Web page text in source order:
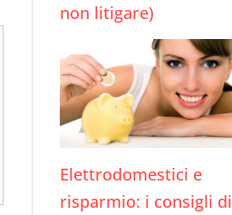
non litigare)
Elettrodomestici e
risparmio: i consigli di